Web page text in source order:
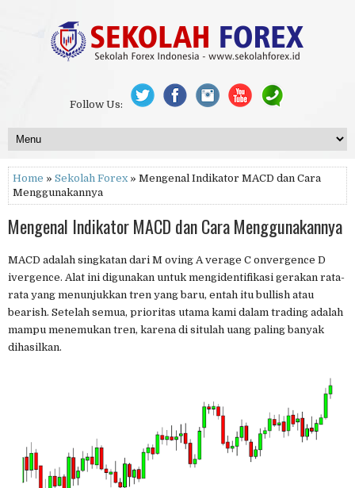
Follow Us:
Home » Sekolah Forex» Mengenal Indikator MACD dan Cara
Menggunakannya
Mengenal Indikator MACD dan Cara Menggunakannya
MACD adalah singkatan dari M oving A verage C onvergence D
ivergence. Alat ini digunakan untuk mengidentifikasi gerakan rata-
rata yang menunjukkan tren yang baru, entah itu bullish atau
bearish. Setelah semua, prioritas utama kami dalam trading adalah
mampu menemukan tren, karena di situlah uang paling banyak
dihasilkan.